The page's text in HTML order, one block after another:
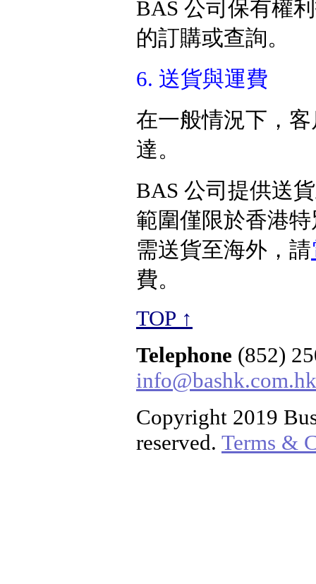
BAS 公司保有權
的訂購或查詢。
6. 送貨與運費
在一般情況下，
達。
BAS 公司提供送
範圍僅限於香港
需送貨至海外，請
費。
TOP ↑
Telephone (852)
info@bashk.com.hk
Copyright 2019
reserved. Terms &